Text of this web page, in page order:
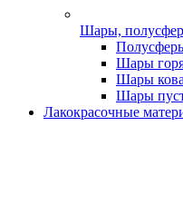
Шары,
Шары
Шары
Шары
Лакокрасочные